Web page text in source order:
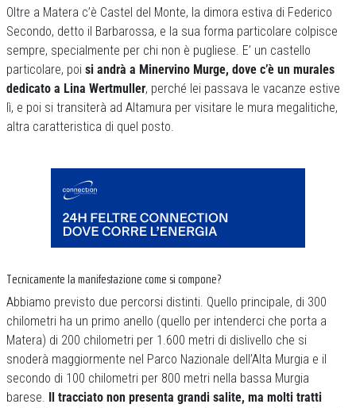
Oltre a Matera c’è Castel del Monte, la dimora estiva di Federico
Secondo, detto il Barbarossa, e la sua forma particolare colpisce
sempre, specialmente per chi non è pugliese. E’ un castello
particolare, poi si andrà a Minervino Murge, dove c’è un murales
dedicato a Lina Wertmuller, perché lei passava le vacanze estive
lì, e poi si transiterà ad Altamura per visitare le mura megalitiche,
altra caratteristica di quel posto.
Tecnicamente la manifestazione come si compone?
Abbiamo previsto due percorsi distinti. Quello principale, di 300
chilometri ha un primo anello (quello per intenderci che porta a
Matera) di 200 chilometri per 1.600 metri di dislivello che si
snoderà maggiormente nel Parco Nazionale dell’Alta Murgia e il
secondo di 100 chilometri per 800 metri nella bassa Murgia
barese. Il tracciato non presenta grandi salite, ma molti tratti